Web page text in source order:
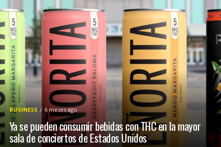
BUSINESS 6 meses ago
Ya se pueden consumir bebidas con THC en la mayor
sala de conciertos de Estados Unidos